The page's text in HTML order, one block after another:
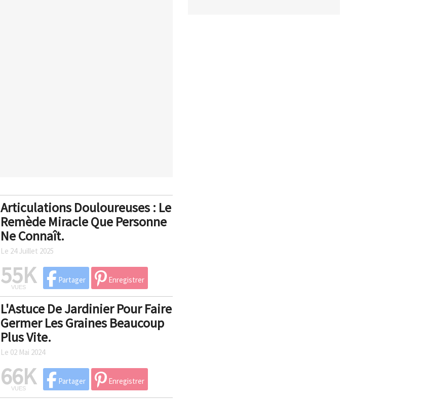
Articulations Douloureuses : Le
Remède Miracle Que Personne
Ne Connaît.
Le 24 Juillet 2025
55K
VUES
Partager Enregistrer
L'Astuce De Jardinier Pour Faire
Germer Les Graines Beaucoup
Plus Vite.
Le 02 Mai 2024
66K
VUES
Partager Enregistrer